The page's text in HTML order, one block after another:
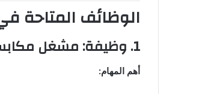
الوظائف المتاحة
1. وظيفة: مشغل مكابس الغسيل لدى فندق ميلينيوم الدوحة
أهم المهام: